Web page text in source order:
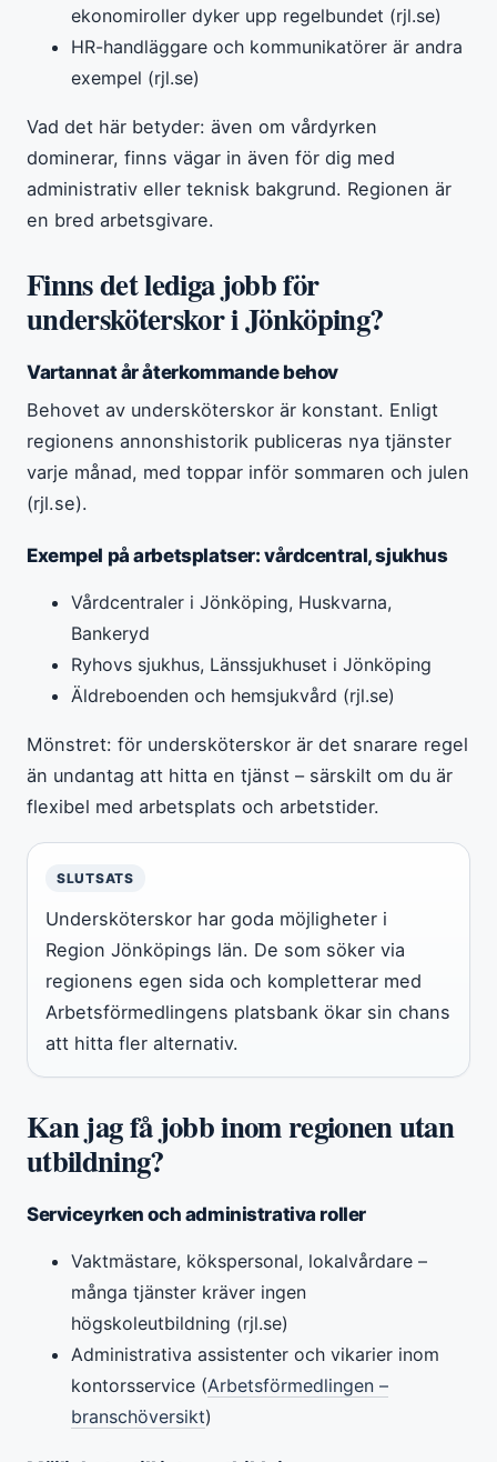
ekonomiroller dyker upp regelbundet (rjl.se)
HR-handläggare och kommunikatörer är andra
exempel (rjl.se)
Vad det här betyder: även om vårdyrken
dominerar, finns vägar in även för dig med
administrativ eller teknisk bakgrund. Regionen är
en bred arbetsgivare.
Finns det lediga jobb för
undersköterskor i Jönköping?
Vartannat år återkommande behov
Behovet av undersköterskor är konstant. Enligt
regionens annonshistorik publiceras nya tjänster
varje månad, med toppar inför sommaren och julen
(rjl.se).
Exempel på arbetsplatser: vårdcentral, sjukhus
Vårdcentraler i Jönköping, Huskvarna,
Bankeryd
Ryhovs sjukhus, Länssjukhuset i Jönköping
Äldreboenden och hemsjukvård (rjl.se)
Mönstret: för undersköterskor är det snarare regel
än undantag att hitta en tjänst – särskilt om du är
flexibel med arbetsplats och arbetstider.
SLUTSATS
Undersköterskor har goda möjligheter i
Region Jönköpings län. De som söker via
regionens egen sida och kompletterar med
Arbetsförmedlingens platsbank ökar sin chans
att hitta fler alternativ.
Kan jag få jobb inom regionen utan
utbildning?
Serviceyrken och administrativa roller
Vaktmästare, kökspersonal, lokalvårdare –
många tjänster kräver ingen
högskoleutbildning (rjl.se)
Administrativa assistenter och vikarier inom
kontorsservice (Arbetsförmedlingen –
branschöversikt)